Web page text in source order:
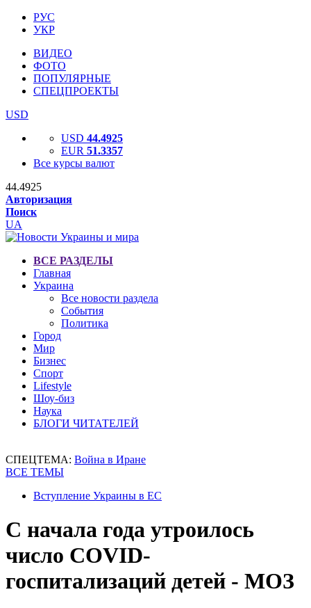
РУС
УКР
ВИДЕО
ФОТО
ПОПУЛЯРНЫЕ
СПЕЦПРОЕКТЫ
USD
USD 44.4925
EUR 51.3357
Все курсы валют
44.4925
Авторизация
Поиск
UA
ВСЕ РАЗДЕЛЫ
Главная
Украина
Все новости раздела
События
Политика
Город
Мир
Бизнес
Спорт
Lifestyle
Шоу-биз
Наука
БЛОГИ ЧИТАТЕЛЕЙ
СПЕЦТЕМА: Война в Иране
ВСЕ ТЕМЫ
Вступление Украины в ЕС
С начала года утроилось
число COVID-
госпитализаций детей - МОЗ